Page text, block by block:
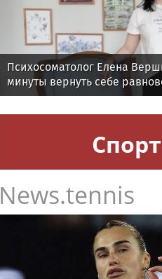
Психосоматолог Елена
минуты вернуть себе
Спорт
News.tennis